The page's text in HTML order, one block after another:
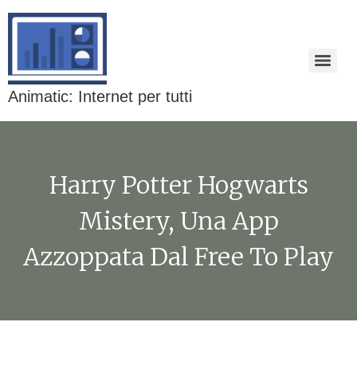
Animatic: Internet per tutti
Harry Potter Hogwarts
Mistery, Una App
Azzoppata Dal Free To Play